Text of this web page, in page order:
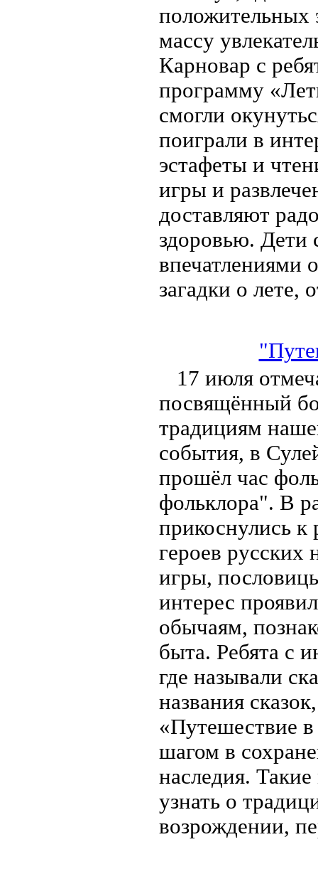
положительных
массу
Карновар с
программу
смогли
поиграли в
эстафеты и
игры и
доставляют
здоровью. Дети
впечатлениями
загадки о лете,
17 июля
посвящённый
традициям
события, в
прошёл час
фольклора". В
прикоснулись
героев русских
игры,
интерес
обычаям,
быта. Ребята с
где называли
названия
«Путешествие
шагом в
наследия.
узнать о
возрождении,